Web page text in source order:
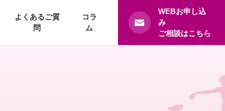
よくあるご質
問
コラ
ム
WEBお申し込
み
ご相談はこちら